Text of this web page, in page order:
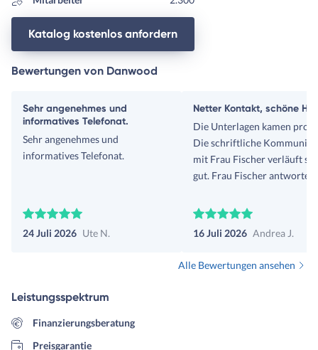
Katalog kostenlos anfordern
Bewertungen von Danwood
Sehr angenehmes und
informatives Telefonat.
Sehr angenehmes und
informatives Telefonat.
24 Juli 2026 Ute N.
Netter Kontakt, schöne
Die Unterlagen kamen
Die schriftliche
mit Frau Fischer verläuft
gut. Frau Fischer antwortet
16 Juli 2026 Andrea J.
Alle Bewertungen ansehen
Leistungsspektrum
Finanzierungsberatung
Preisgarantie